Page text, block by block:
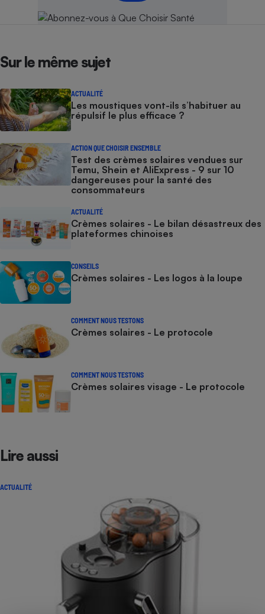
Sur le même sujet
ACTUALITÉ
Les moustiques vont-ils s’habituer au
répulsif le plus efficace ?
ACTION QUE CHOISIR ENSEMBLE
Test des crèmes solaires vendues sur
Temu, Shein et AliExpress - 9 sur 10
dangereuses pour la santé des
consommateurs
ACTUALITÉ
Crèmes solaires - Le bilan désastreux des
plateformes chinoises
CONSEILS
Crèmes solaires - Les logos à la loupe
COMMENT NOUS TESTONS
Crèmes solaires - Le protocole
COMMENT NOUS TESTONS
Crèmes solaires visage - Le protocole
Lire aussi
ACTUALITÉ